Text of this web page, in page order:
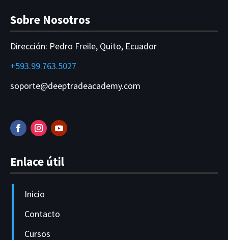
Sobre Nosotros
Dirección: Pedro Freile, Quito, Ecuador
+593.99.763.5027
soporte@deeptradeacademy.com
Enlace útil
Inicio
Contacto
Cursos